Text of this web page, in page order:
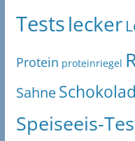
Testslecker
Protein proteinriegel
Sahne
Speiseeis-